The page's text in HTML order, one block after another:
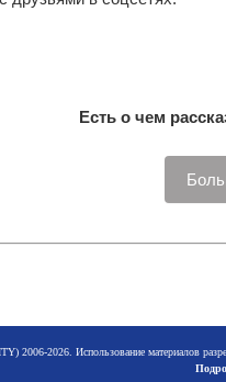
Есть о чем
2006-2026. Использование материалов